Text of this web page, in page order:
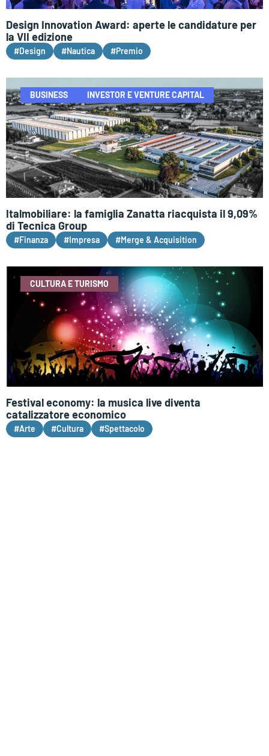
Design Innovation Award: aperte le candidature per
la VII edizione
#Design #Nautica #Premio
BUSINESS INVESTOR E VENTURE CAPITAL
Italmobiliare: la famiglia Zanatta riacquista il 9,09%
di Tecnica Group
#Finanza #Impresa #Merge & Acquisition
CULTURA E TURISMO
Festival economy: la musica live diventa
catalizzatore economico
#Arte #Cultura #Spettacolo